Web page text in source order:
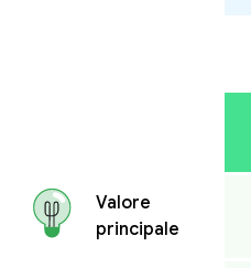
Valore
principale